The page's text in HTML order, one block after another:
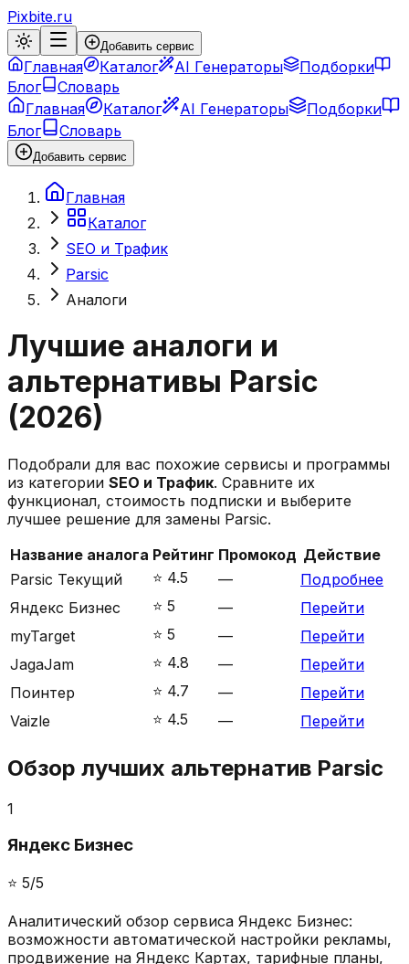
Pixbite.ru
Добавить сервис
Главная Каталог AI Генераторы
Подборки
Блог
Словарь
Главная
Каталог AI Генераторы
Подборки
Блог
Словарь
Добавить сервис
Главная
Каталог
SEO и Трафик
Parsic
Аналоги
Лучшие аналоги и
альтернативы Parsic
(2026)
Подобрали для вас похожие сервисы и программы
из категории SEO и Трафик. Сравните их
функционал, стоимость подписки и выберите
лучшее решение для замены Parsic.
Название аналога Рейтинг Промокод Действие
Parsic Текущий ⭐️ 4.5 —
Подробнее
Яндекс Бизнес
⭐️ 5 —
Перейти
myTarget
⭐️ 5 —
Перейти
JagaJam
⭐️ 4.8 —
Перейти
Поинтер
⭐️ 4.7 —
Перейти
Vaizle
⭐️ 4.5 — Перейти
Обзор лучших альтернатив Parsic
1
Яндекс Бизнес
⭐️ 5/5
Аналитический обзор сервиса Яндекс Бизнес:
возможности автоматической настройки рекламы,
продвижение на Яндекс Картах, тарифные планы,